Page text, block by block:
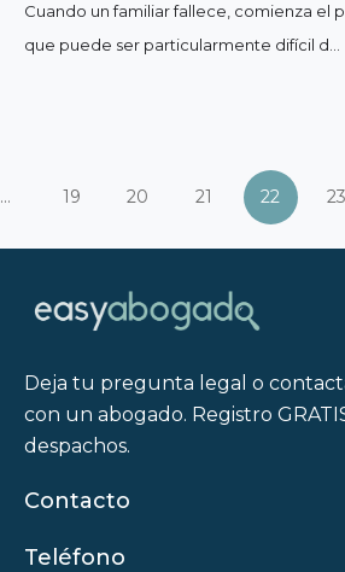
Cuando un familiar fallece, comienza el
que puede ser particularmente difícil d...
... 19 20 21 22 23
Deja tu pregunta legal o
con un abogado. Registro
despachos.
Contacto
Teléfono